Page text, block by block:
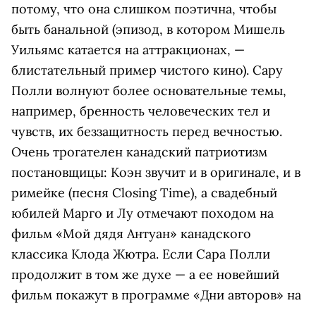
потому, что она слишком поэтична, чтобы
быть банальной (эпизод, в котором Мишель
Уильямс катается на аттракционах, —
блистательный пример чистого кино). Сару
Полли волнуют более основательные темы,
например, бренность человеческих тел и
чувств, их беззащитность перед вечностью.
Очень трогателен канадский патриотизм
постановщицы: Коэн звучит и в оригинале, и в
римейке (песня Closing Time), а свадебный
юбилей Марго и Лу отмечают походом на
фильм «Мой дядя Антуан» канадского
классика Клода Жютра. Если Сара Полли
продолжит в том же духе — а ее новейший
фильм покажут в программе «Дни авторов» на